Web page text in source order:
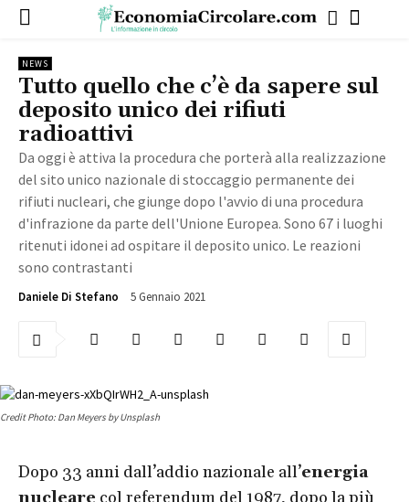
NEWS
Tutto quello che c’è da sapere sul
deposito unico dei rifiuti
radioattivi
Da oggi è attiva la procedura che porterà alla realizzazione
del sito unico nazionale di stoccaggio permanente dei
rifiuti nucleari, che giunge dopo l'avvio di una procedura
d'infrazione da parte dell'Unione Europea. Sono 67 i luoghi
ritenuti idonei ad ospitare il deposito unico. Le reazioni
sono contrastanti
Daniele Di Stefano 5 Gennaio 2021
Credit Photo: Dan Meyers by Unsplash
Dopo 33 anni dall’addio nazionale all’energia
nucleare col referendum del 1987, dopo la più